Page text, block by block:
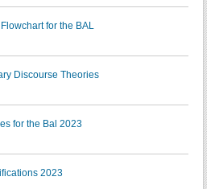
for the BAL
Discourse Theories
for the Bal 2023
2023